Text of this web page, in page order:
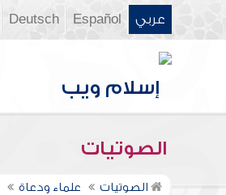
عربي Español
Deutsch
الصوتيات
الصوتيات علماء ودعاة